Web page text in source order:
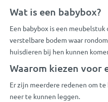
Wat is een babybox?
Een babybox is een
verstelbare bodem waar
huisdieren bij hen kunnen
Waarom kiezen voor
Er zijn meerdere redenen om
neer te kunnen leggen.